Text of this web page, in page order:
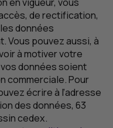
de rectification,
données
Vous pouvez aussi, à
à motiver votre
données soient
commerciale. Pour
écrire à l’adresse
des données, 63
cedex.